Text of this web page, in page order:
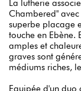
La lutherie
Chambered"
superbe placage
touche en Ebène.
amples et
graves sont
médiums riches,
Equipée d'un